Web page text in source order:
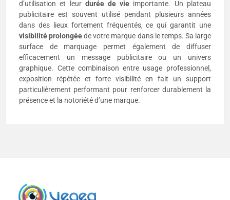
d’utilisation et leur durée de vie importante. Un plateau
publicitaire est souvent utilisé pendant plusieurs années
dans des lieux fortement fréquentés, ce qui garantit une
visibilité prolongéede votre marque dans le temps. Sa large
surface de marquage permet également de diffuser
efficacement un message publicitaire ou un univers
graphique. Cette combinaison entre usage professionnel,
exposition répétée et forte visibilité en fait un support
particulièrement performant pour renforcer durablement la
présence et la notoriété d’une marque.